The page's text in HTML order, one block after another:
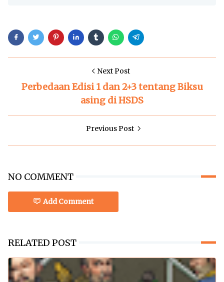
Next Post
Perbedaan Edisi 1 dan 2+3 tentang Biksu
asing di HSDS
Previous Post
NO COMMENT
Add Comment
RELATED POST